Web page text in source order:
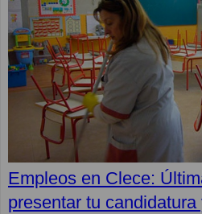
Empleos en Clece:
presentar tu